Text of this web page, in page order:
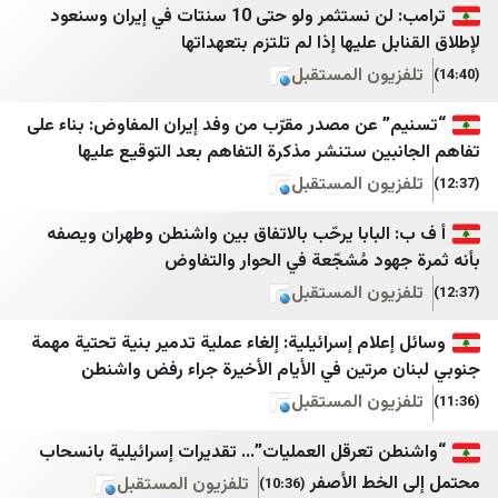
اطلاعات آنلاین
اصلاحات‌ نیوز
خبر فوری
Mypersia | ايران من
آفتاب نیوز
اتاق اصناف تهران
اخبار فوری / مهم 🔖
اعتماد آنلاین
اقتصاد آنلاین
عدن الحدث
عدن 24
عدن تايم
الأمناء نت
المشهد العربي
درع الجنوب
صحيفة 4 مايو
وفا
ترامب: لن نستثمر ولو حتى 10 سنتات في إيران وسنعود
عليها إذا لم تلتزم بتعهداتها
المستقبل
عن مصدر مقرّب من وفد إيران المفاوض: بناء على
ستنشر مذكرة التفاهم بعد التوقيع عليها
المستقبل
يرحّب بالاتفاق بين واشنطن وطهران ويصفه
مُشجّعة في الحوار والتفاوض
المستقبل
إسرائيلية: إلغاء عملية تدمير بنية تحتية مهمة
في الأيام الأخيرة جراء رفض واشنطن
المستقبل
تعرقل العمليات”… تقديرات إسرائيلية بانسحاب
الأصفر (10:36)
تلفزيون المستقبل